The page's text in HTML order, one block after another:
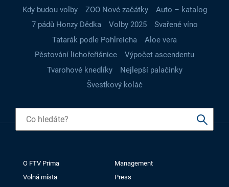
Kdy budou volby
ZOO Nové začátky
Auto – katalog
7 pádů Honzy Dědka
Volby 2025
Svařené víno
Tatarák podle Pohlreicha
Aloe vera
Pěstování lichořeřišnice
Výpočet ascendentu
Tvarohové knedlíky
Nejlepší palačinky
Švestkový koláč
O FTV Prima
Management
Volná místa
Press